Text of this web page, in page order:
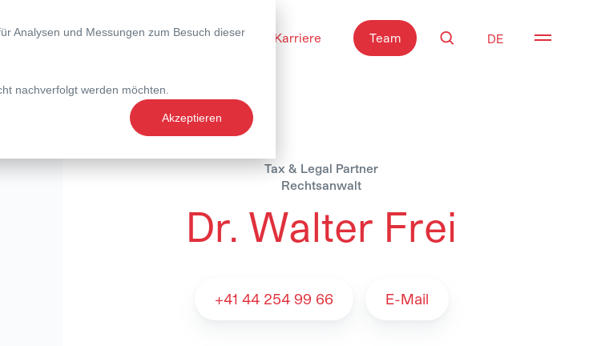
Analysen und Messungen zum Besuch dieser
nachverfolgt werden möchten.
Akzeptieren
Expertise Magazin Karriere Team
Suche
Tax & Legal Partner
Rechtsanwalt
Dr. Walter Frei - Team
Dr. Walter Frei
+41 44 254 99 66 E-Mail